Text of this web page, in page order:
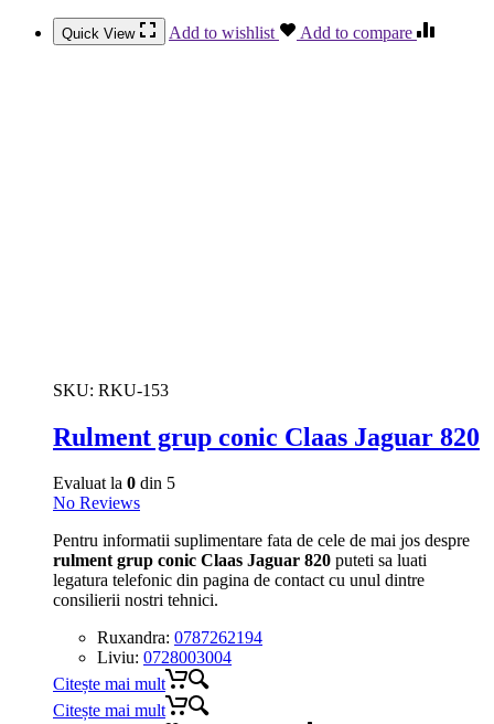
Quick View Add to wishlist Add to compare
SKU: RKU-153
Rulment grup conic Claas Jaguar 820
Evaluat la 0 din 5
No Reviews
Pentru informatii suplimentare fata de cele de mai jos despre
rulment grup conic Claas Jaguar 820 puteti sa luati
legatura telefonic din pagina de contact cu unul dintre
consilierii nostri tehnici.
Ruxandra: 0787262194
Liviu: 0728003004
Citește mai mult
Citește mai mult